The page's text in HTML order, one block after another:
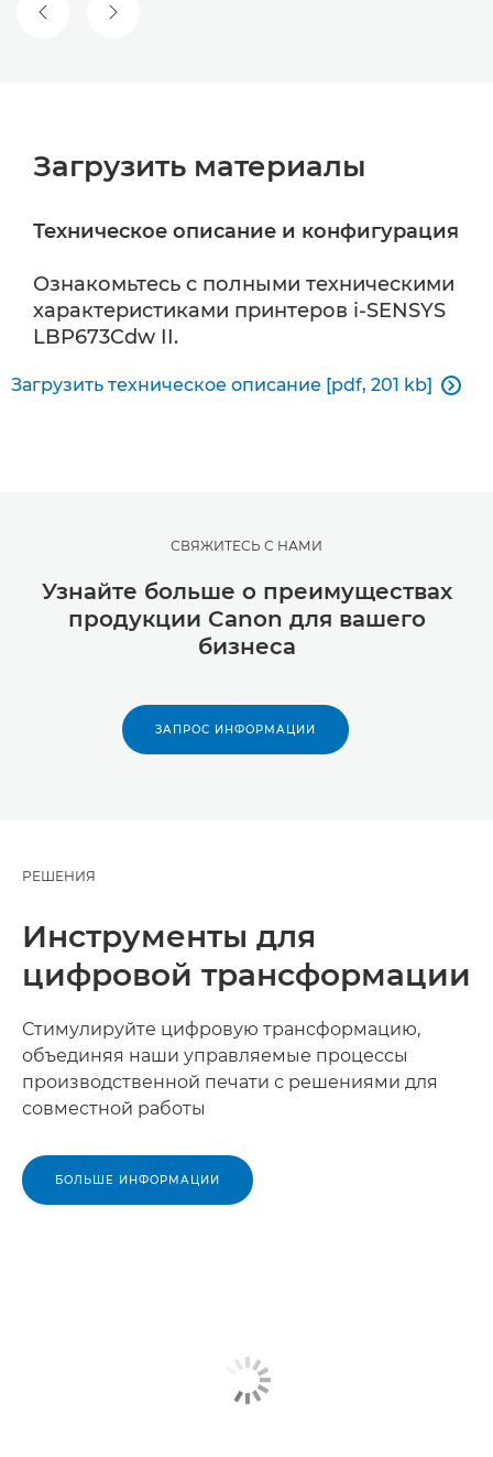
ПРЕДЫДУЩИЙ СЛАЙД
СЛЕДУЮЩИЙ СЛАЙД
Загрузить материалы
Техническое описание и конфигурация
Ознакомьтесь с полными техническими
характеристиками принтеров i-SENSYS
LBP673Cdw II.
Загрузить техническое описание [pdf, 201 kb] 
СВЯЖИТЕСЬ С НАМИ
Узнайте больше о преимуществах
продукции Canon для вашего
бизнеса
ЗАПРОС ИНФОРМАЦИИ
РЕШЕНИЯ
Инструменты для
цифровой трансформации
Стимулируйте цифровую трансформацию,
объединяя наши управляемые процессы
производственной печати с решениями для
совместной работы
БОЛЬШЕ ИНФОРМАЦИИ